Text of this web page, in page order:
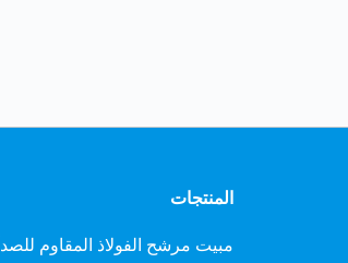
المنتجات
مبيت مرشح الفولاذ المقاوم للصدأ